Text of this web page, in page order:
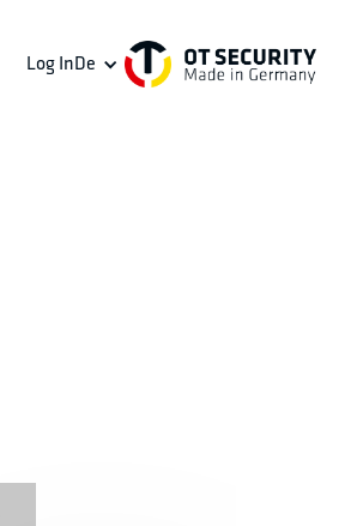
Log InDe